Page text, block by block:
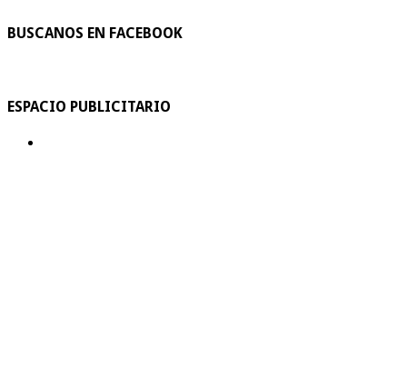
BUSCANOS EN FACEBOOK
ESPACIO PUBLICITARIO